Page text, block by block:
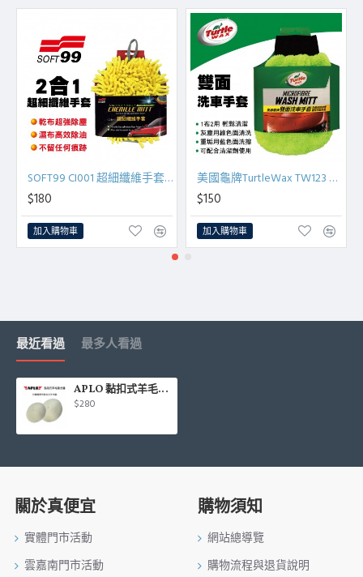
SOFT99 CI001 超細纖維手套(2合1)
$180
加入購物車
美國龜牌TurtleWax TW123 雙面洗車手套
$150
加入購物車
最近看過 最多人看過
APLO 黏扣式羊毛拋光盤(5吋/6吋)
$280
關於真便宜
實體門市活動
雲嘉南門市活動
購物須知
網站總導覽
購物流程與退貨說明